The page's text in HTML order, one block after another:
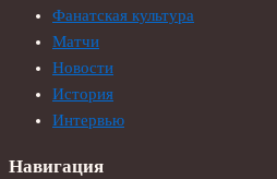
Фанатская культура
Матчи
Новости
История
Интервью
Навигация